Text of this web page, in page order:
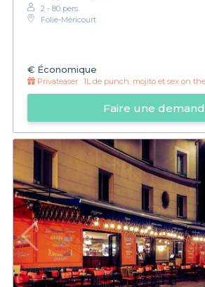
2 - 80 pers.
Folie-Méricourt
€ Économique
Privateaser : 1L de punch, mojito et sex on
Faire une